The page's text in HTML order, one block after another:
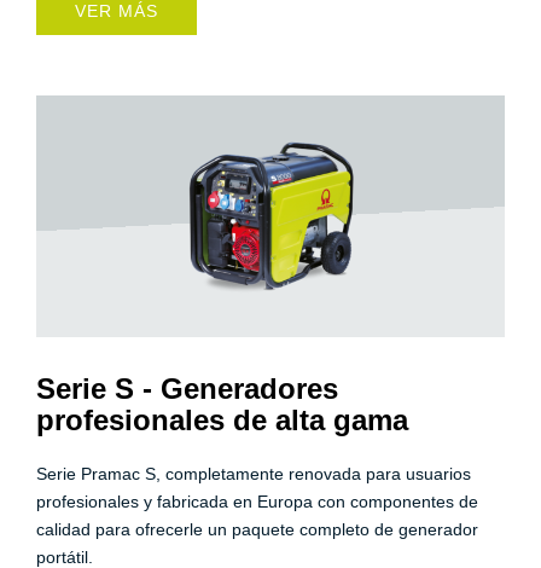
VER MÁS
Serie S - Generadores
profesionales de alta gama
Serie Pramac S, completamente renovada para usuarios
profesionales y fabricada en Europa con componentes de
calidad para ofrecerle un paquete completo de generador
portátil.